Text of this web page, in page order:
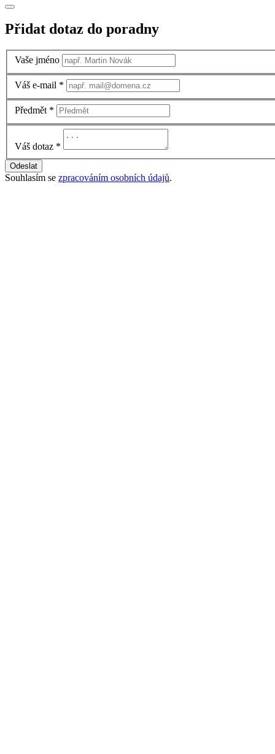
Přidat dotaz do poradny
Vaše jméno
Váš e-mail *
Předmět *
Váš dotaz *
Odeslat
Souhlasím se zpracováním osobních údajů.